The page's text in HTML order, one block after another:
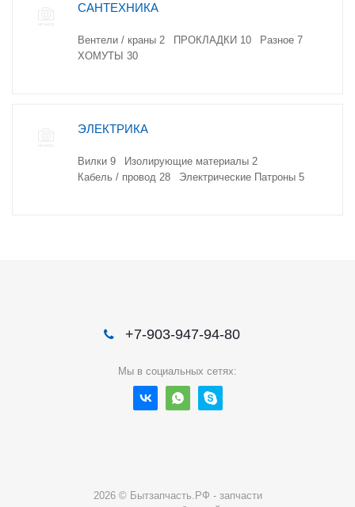
САНТЕХНИКА
Вентели / краны 2 ПРОКЛАДКИ 10 Разное 7
ХОМУТЫ 30
ЭЛЕКТРИКА
Вилки 9 Изолирующие материалы 2
Кабель / провод 28 Электрические Патроны 5
+7-903-947-94-80
Мы в социальных сетях:
2026 © Бытзапчасть.РФ - запчасти